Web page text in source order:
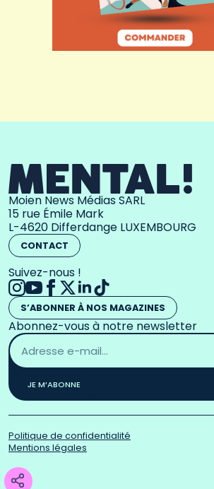
Moien News Médias SARL
15 rue Émile Mark
L-4620 Differdange LUXEMBOURG
CONTACT
Suivez-nous !
S’ABONNER À NOS MAGAZINES
Abonnez-vous à notre newsletter
Adresse
email
*
JE M’ABONNE
Politique de confidentialité
Mentions légales